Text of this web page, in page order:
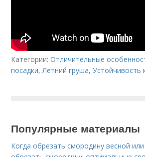
Категории:Отличительные
посадки,Летний груша,Устойчивость
Популярные материалы
Когда обрезать смородину весной